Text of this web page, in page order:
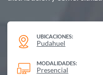
UBICACIONES:
Pudahuel
MODALIDADES:
Presencial